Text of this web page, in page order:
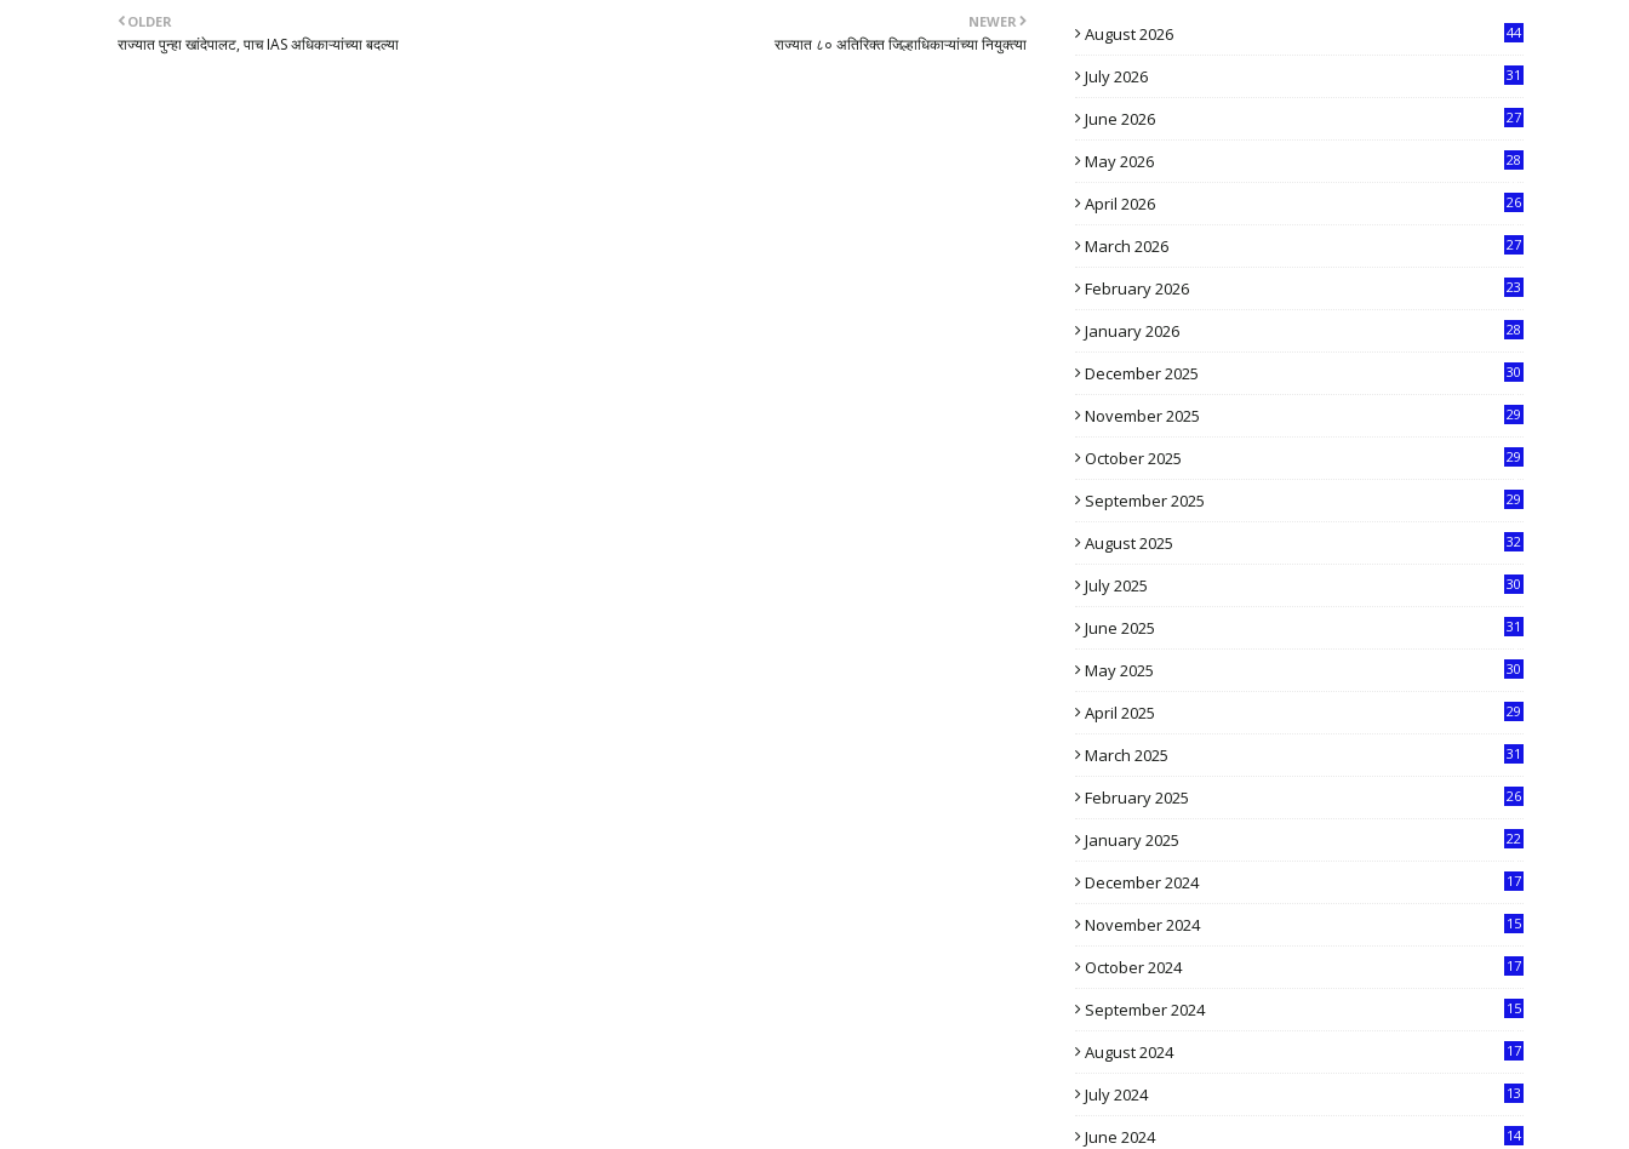
NEWER
राज्यात ८० अतिरिक्त जिल्हाधिकाऱ्यांच्या नियुक्त्या
OLDER
राज्यात पुन्हा खांदेपालट, पाच IAS अधिकाऱ्यांच्या बदल्या August 2026 44
July 2026
31
June 2026
27
May 2026
28
April 2026
26
March 2026
27
February 2026
23
January 2026
28
December 2025
30
November 2025
29
October 2025
29
September 2025
29
August 2025
32
July 2025
30
June 2025
31
May 2025
30
April 2025
29
March 2025
31
February 2025
26
January 2025
22
December 2024
17
November 2024
15
October 2024
17
September 2024
15
August 2024
17
July 2024
13
June 2024
14